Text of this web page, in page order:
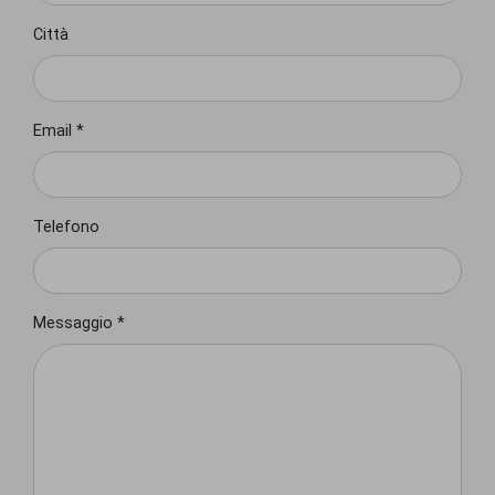
Città
Email *
Telefono
Messaggio *